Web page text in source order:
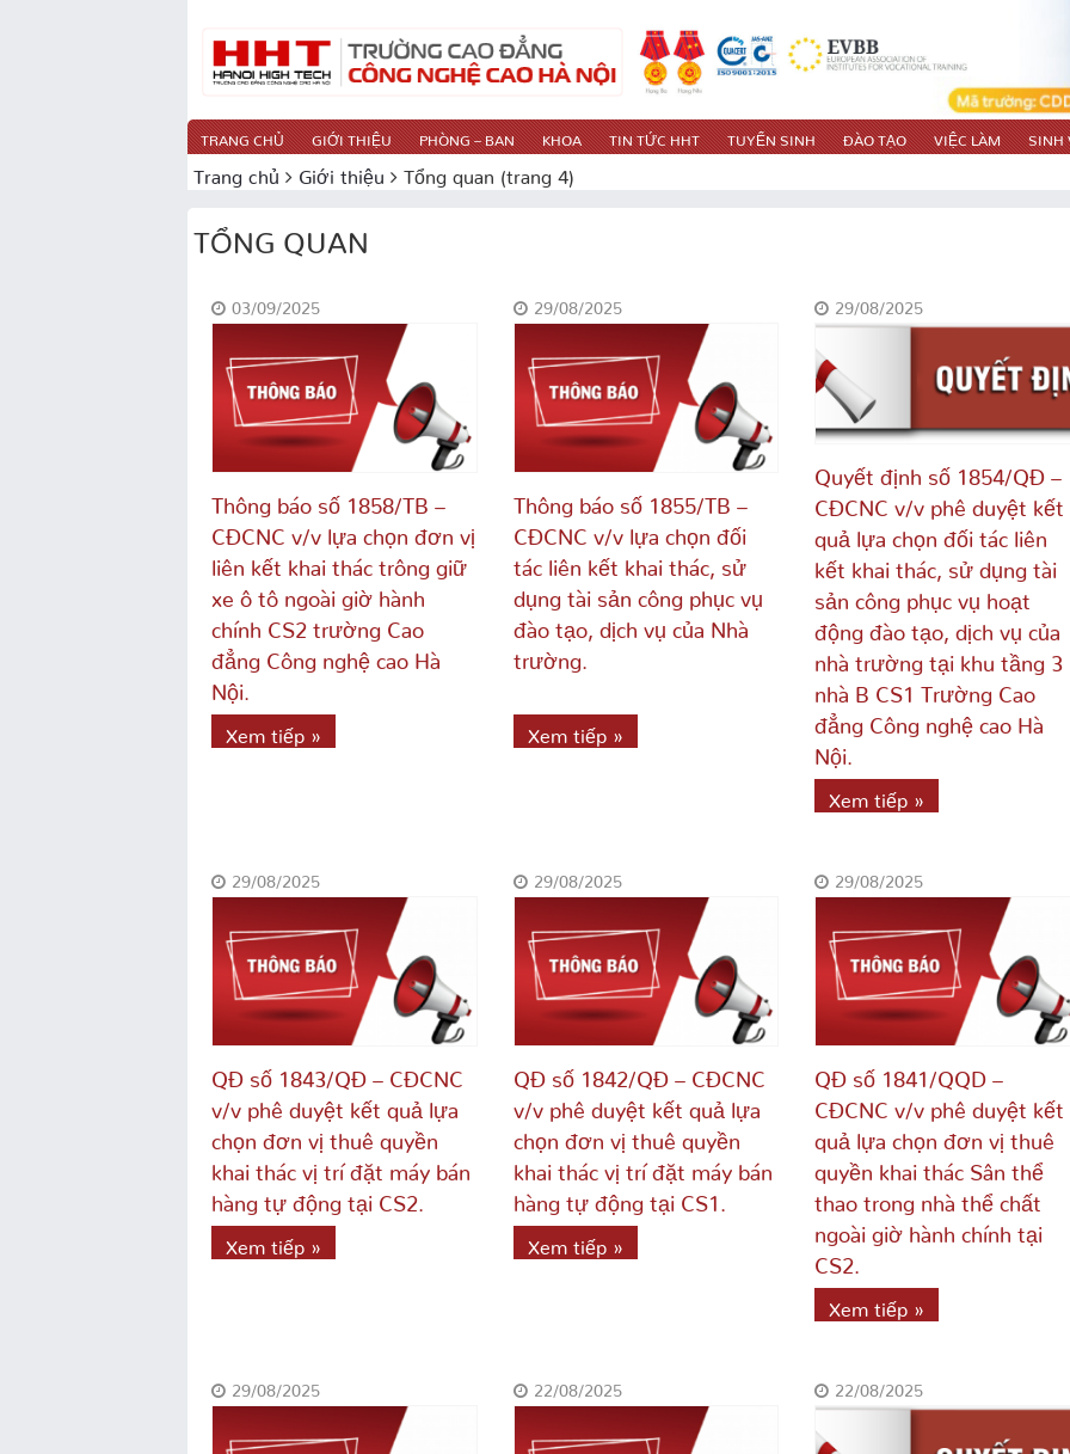
TRANG CHỦ GIỚI THIỆU PHÒNG – BAN KHOA TIN TỨC HHT TUYỂN SINH ĐÀO TẠO VIỆC LÀM SINH
Trang chủ Giới thiệu Tổng quan (trang 4)
TỔNG QUAN
03/09/2025
Thông báo số 1858/TB –
CĐCNC v/v lựa chọn đơn vị
liên kết khai thác trông giữ
xe ô tô ngoài giờ hành
chính CS2 trường Cao
đẳng Công nghệ cao Hà
Nội.
Xem tiếp »
29/08/2025
Thông báo số 1855/TB –
CĐCNC v/v lựa chọn đối
tác liên kết khai thác, sử
dụng tài sản công phục vụ
đào tạo, dịch vụ của Nhà
trường.
Xem tiếp »
29/08/2025
Quyết định số 1854/QĐ –
CĐCNC v/v phê duyệt kết
quả lựa chọn đối tác liên
kết khai thác, sử dụng tài
sản công phục vụ hoạt
động đào tạo, dịch vụ của
nhà trường tại khu tầng 3
nhà B CS1 Trường Cao
đẳng Công nghệ cao Hà
Nội.
Xem tiếp »
29/08/2025
QĐ số 1843/QĐ – CĐCNC
v/v phê duyệt kết quả lựa
chọn đơn vị thuê quyền
khai thác vị trí đặt máy bán
hàng tự động tại CS2.
Xem tiếp »
29/08/2025
QĐ số 1842/QĐ – CĐCNC
v/v phê duyệt kết quả lựa
chọn đơn vị thuê quyền
khai thác vị trí đặt máy bán
hàng tự động tại CS1.
Xem tiếp »
29/08/2025
QĐ số 1841/QQD –
CĐCNC v/v phê duyệt kết
quả lựa chọn đơn vị thuê
quyền khai thác Sân thể
thao trong nhà thể chất
ngoài giờ hành chính tại
CS2.
Xem tiếp »
29/08/2025 22/08/2025 22/08/2025